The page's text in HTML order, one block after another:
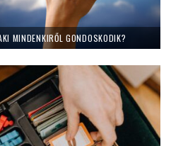
MINDENKIRŐL GONDOSKODIK?